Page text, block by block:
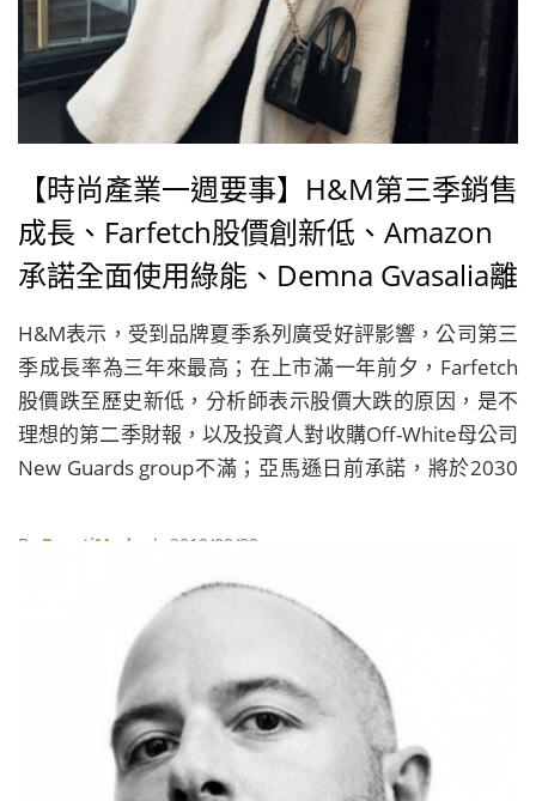
【時尚產業一週要事】H&M第三季銷售
成長、Farfetch股價創新低、Amazon
承諾全面使用綠能、Demna Gvasalia離
開Vetements
H&M表示，受到品牌夏季系列廣受好評影響，公司第三
季成長率為三年來最高；在上市滿一年前夕，Farfetch
股價跌至歷史新低，分析師表示股價大跌的原因，是不
理想的第二季財報，以及投資人對收購Off-White母公司
New Guards group不滿；亞馬遜日前承諾，將於2030
（Global Climate Strike）的亞馬遜氣候正義員工組織認
承諾遠遠不夠；Vetements宣布，品牌共同創辦人兼創
意總監Demna Gvasalia將離開公司……
By BeautiMode | 2019/09/22